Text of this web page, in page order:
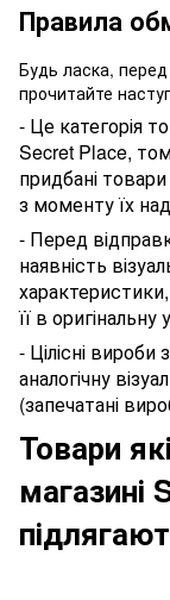
Правила
Будь ласка,
прочитайте
- Це категорія
Secret Place,
придбані
з моменту їх
- Перед
наявність
її в оригінальну
- Цілісні вироби
аналогічну
(запечатані
Товари
магазині